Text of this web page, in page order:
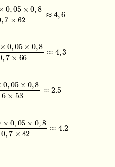
× 0, 05 × 0, 8
, 7 × 62
≈ 4,6
0,05×0,80,7×62≈4 6
× 0,05 × 0,8
, 7 × 66
≈ 4,3
0,05×0,80,7×66≈4 3
0,05 × 0,8
6 × 53
≈ 2.5
,05×0,80,6×53≈2.5
× 0,05 × 0,8
0, 7 × 82
≈ 4.2
×0,05×0,80,7×82≈4.2